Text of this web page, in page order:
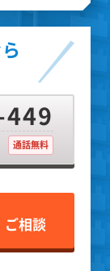
通話無料
ご相談